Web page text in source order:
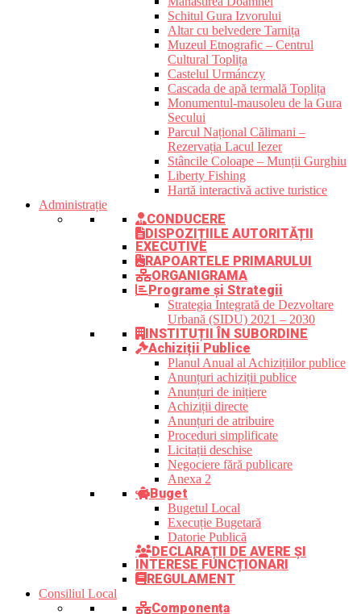
Schitul Gura Izvorului
Altar cu belvedere Tarnița
Muzeul Etnografic – Centrul
Cultural Toplița
Castelul Urmánczy
Cascada de apă termală Toplița
Monumentul-mausoleu de la Gura
Secului
Parcul Național Călimani –
Rezervația Lacul Iezer
Stâncile Coloape – Munții Gurghiu
Liberty Fishing
Hartă interactivă active turistice
Administrație
CONDUCERE
DISPOZIȚIILE AUTORITĂȚII
EXECUTIVE
RAPOARTELE PRIMARULUI
ORGANIGRAMA
Programe și Strategii
Strategia Integrată de Dezvoltare
Urbană (SIDU) 2021 – 2030
INSTITUȚII ÎN SUBORDINE
Achiziții Publice
Planul Anual al Achizițiilor publice
Anunțuri achiziții publice
Anunțuri de inițiere
Achiziții directe
Anunțuri de atribuire
Proceduri simplificate
Licitații deschise
Negociere fără publicare
Anexa 2
Buget
Bugetul Local
Execuție Bugetară
Datorie Publică
DECLARAȚII DE AVERE ȘI
INTERESE FUNCȚIONARI
REGULAMENT
Consiliul Local
Componența